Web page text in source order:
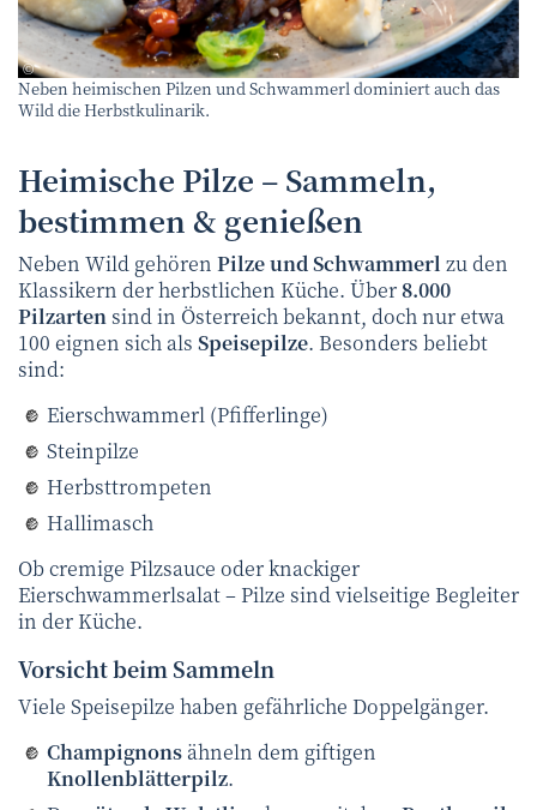
©canva
Neben heimischen Pilzen und Schwammerl dominiert auch das
Wild die Herbstkulinarik.
Heimische Pilze – Sammeln,
bestimmen & genießen
Neben Wild gehören Pilze und Schwammerl zu den
Klassikern der herbstlichen Küche. Über8.000
Pilzartensind in Österreich bekannt, doch nur etwa
100 eignen sich als Speisepilze. Besonders beliebt
sind:
Eierschwammerl (Pfifferlinge)
Steinpilze
Herbsttrompeten
Hallimasch
Ob cremige Pilzsauce oder knackiger
Eierschwammerlsalat – Pilze sind vielseitige Begleiter
in der Küche.
Vorsicht beim Sammeln
Viele Speisepilze haben gefährliche Doppelgänger.
Champignonsähneln dem giftigen
Knollenblätterpilz.